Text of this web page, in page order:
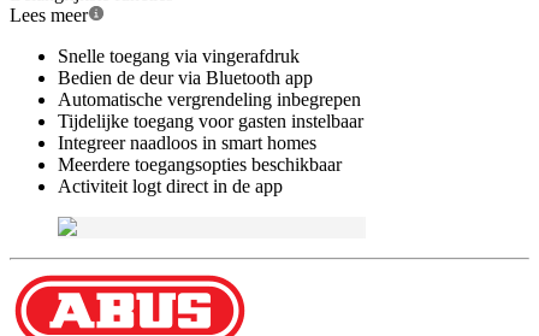
Lees meer
Snelle toegang via vingerafdruk
Bedien de deur via Bluetooth app
Automatische vergrendeling inbegrepen
Tijdelijke toegang voor gasten instelbaar
Integreer naadloos in smart homes
Meerdere toegangsopties beschikbaar
Activiteit logt direct in de app